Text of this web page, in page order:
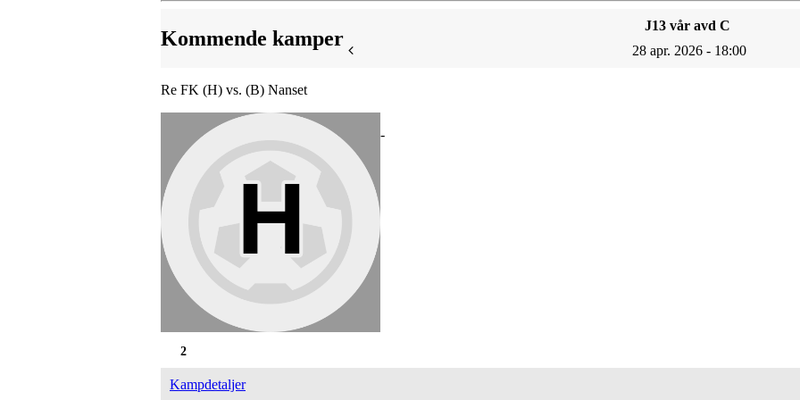
Kommende kamper
J13 vår avd C
28 apr. 2026 - 18:00
Re FK (H) vs. (B) Nanset
-
2
Kampdetaljer